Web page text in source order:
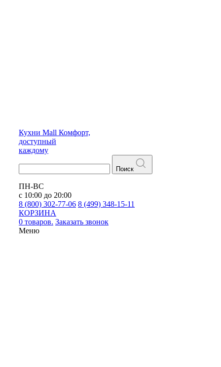
Кухни Mall Комфорт,
доступный
каждому
Поиск
ПН-ВС
с 10:00 до 20:00
8 (800) 302-77-06 8 (499) 348-15-11
КОРЗИНА
0 товаров. Заказать звонок
Меню